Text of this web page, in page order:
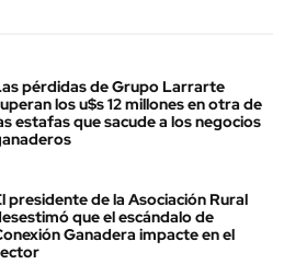
pérdidas de Grupo Larrarte
los u$s 12 millones en otra de
estafas que sacude a los negocios
presidente de la Asociación Rural
que el escándalo de
Ganadera impacte en el